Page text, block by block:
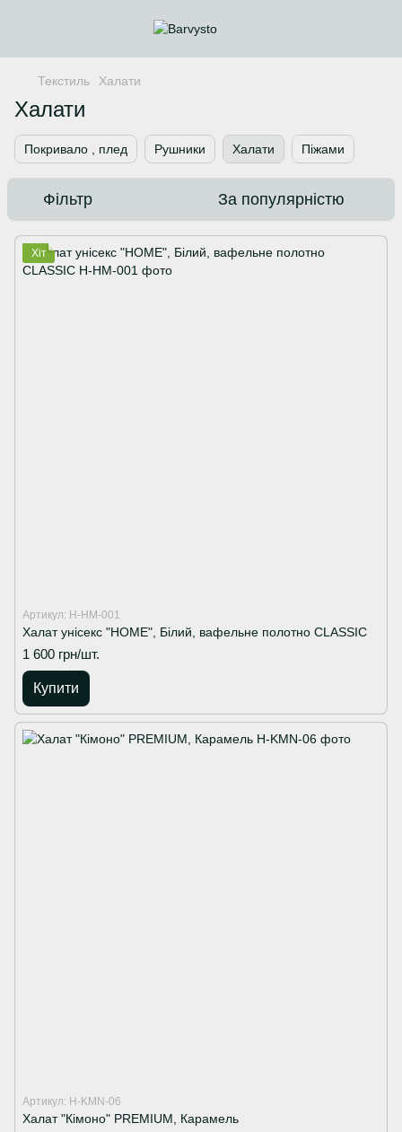
Текстиль Халати
Халати
Покривало , плед Рушники Халати Піжами
Фільтр За популярністю
Хіт
Артикул: H-HM-001
Халат унісекс "HOME", Білий, вафельне полотно CLASSIC
1 600 грн/шт.
Купити
Артикул: H-KMN-06
Халат "Кімоно" PREMIUM, Карамель